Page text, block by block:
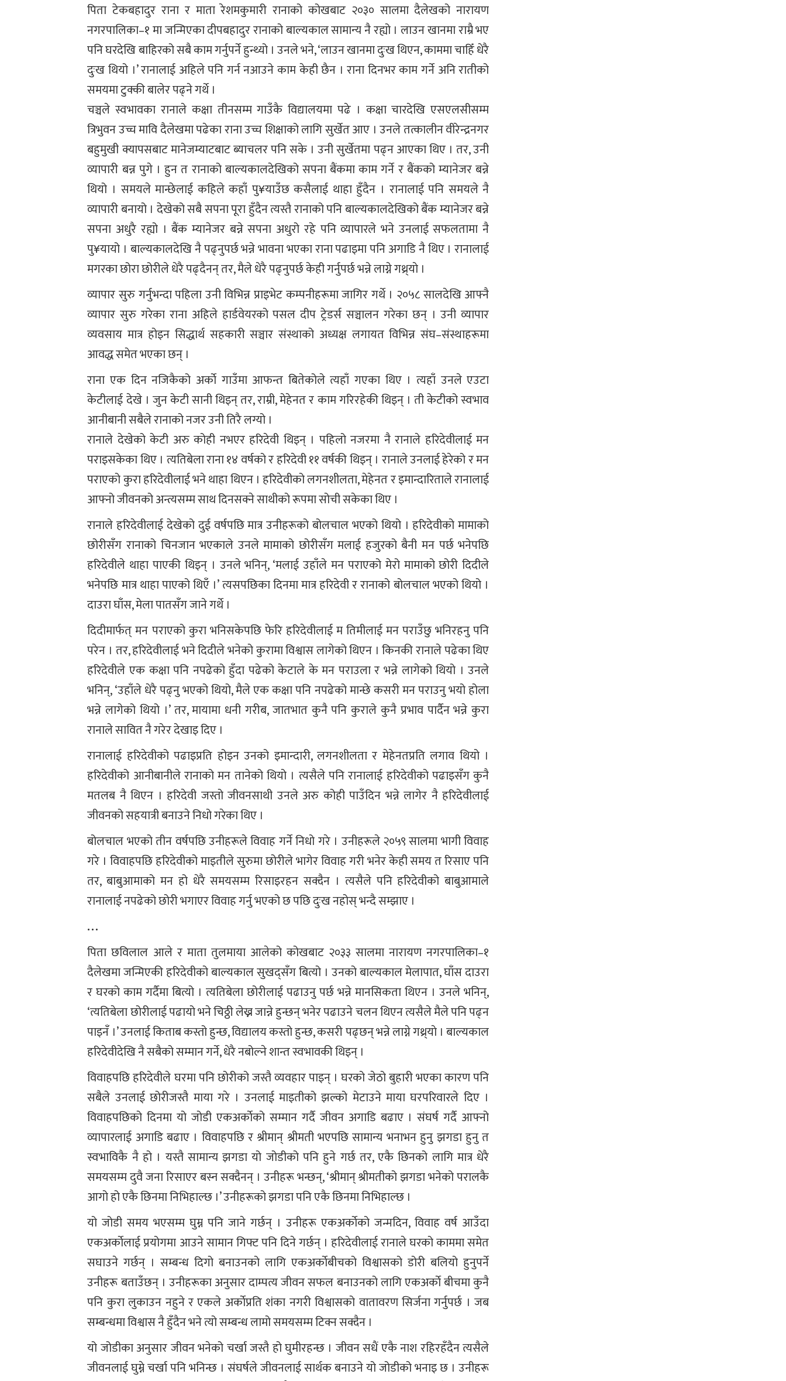
पिता टेकबहादुर राना र माता रेशमकुमारी रानाको कोखबाट २०३० सालमा दैलेखको नारायण
नगरपालिका–१ मा जन्मिएका दीपबहादुर रानाको बाल्यकाल सामान्य नै रह्यो । लाउन खानमा राम्रै भए
पनि घरदेखि बाहिरको सबै काम गर्नुपर्ने हुन्थ्यो । उनले भने, ‘लाउन खानमा दुःख थिएन, काममा चाहिँ धेरै
दुःख थियो ।’ रानालाई अहिले पनि गर्न नआउने काम केही छैन । राना दिनभर काम गर्ने अनि रातीको
समयमा टुक्की बालेर पढ्ने गर्थे ।
चञ्चले स्वभावका रानाले कक्षा तीनसम्म गाउँकै विद्यालयमा पढे । कक्षा चारदेखि एसएलसीसम्म
त्रिभुवन उच्च मावि दैलेखमा पढेका राना उच्च शिक्षाको लागि सुर्खेत आए । उनले तत्कालीन वीरेन्द्रनगर
बहुमुखी क्यापसबाट मानेजम्याटबाट ब्याचलर पनि सके । उनी सुर्खेतमा पढ्न आएका थिए । तर, उनी
व्यापारी बन्न पुगे । हुन त रानाको बाल्यकालदेखिको सपना बैंकमा काम गर्ने र बैंकको म्यानेजर बन्ने
थियो । समयले मान्छेलाई कहिले कहाँ पु¥याउँछ कसैलाई थाहा हुँदैन । रानालाई पनि समयले नै
व्यापारी बनायो । देखेको सबै सपना पूरा हुँदैन त्यस्तै रानाको पनि बाल्यकालदेखिको बैंक म्यानेजर बन्ने
सपना अधुरै रह्यो । बैंक म्यानेजर बन्ने सपना अधुरो रहे पनि व्यापारले भने उनलाई सफलतामा नै
पु¥यायो । बाल्यकालदेखि नै पढ्नुपर्छ भन्ने भावना भएका राना पढाइमा पनि अगाडि नै थिए । रानालाई
मगरका छोरा छोरीले धेरै पढ्दैनन् तर, मैले धेरै पढ्नुपर्छ केही गर्नुपर्छ भन्ने लाग्ने गथ्र्याे ।
व्यापार सुरु गर्नुभन्दा पहिला उनी विभिन्न प्राइभेट कम्पनीहरूमा जागिर गर्थे । २०५८ सालदेखि आफ्नै
व्यापार सुरु गरेका राना अहिले हार्डवेयरको पसल दीप ट्रेडर्स सञ्चालन गरेका छन् । उनी व्यापार
व्यवसाय मात्र होइन सिद्धार्थ सहकारी सञ्चार संस्थाको अध्यक्ष लगायत विभिन्न संघ–संस्थाहरूमा
आवद्ध समेत भएका छन् ।
राना एक दिन नजिकैको अर्काे गाउँमा आफन्त बितेकोले त्यहाँ गएका थिए । त्यहाँ उनले एउटा
केटीलाई देखे । जुन केटी सानी थिइन् तर, राम्री, मेहेनत र काम गरिरहेकी थिइन् । ती केटीको स्वभाव
आनीबानी सबैले रानाको नजर उनी तिरै लग्यो ।
रानाले देखेको केटी अरु कोही नभएर हरिदेवी थिइन् । पहिलो नजरमा नै रानाले हरिदेवीलाई मन
पराइसकेका थिए । त्यतिबेला राना १४ वर्षको र हरिदेवी ११ वर्षकी थिइन् । रानाले उनलाई हेरेको र मन
पराएको कुरा हरिदेवीलाई भने थाहा थिएन । हरिदेवीको लगनशीलता, मेहेनत र इमान्दारिताले रानालाई
आफ्नो जीवनको अन्त्यसम्म साथ दिनसक्ने साथीको रूपमा सोची सकेका थिए ।
रानाले हरिदेवीलाई देखेको दुई वर्षपछि मात्र उनीहरूको बोलचाल भएको थियो । हरिदेवीको मामाको
छोरीसँग रानाको चिनजान भएकाले उनले मामाको छोरीसँग मलाई हजुरको बैनी मन पर्छ भनेपछि
हरिदेवीले थाहा पाएकी थिइन् । उनले भनिन्, ‘मलाई उहाँले मन पराएको मेरो मामाको छोरी दिदीले
भनेपछि मात्र थाहा पाएको थिएँ ।’ त्यसपछिका दिनमा मात्र हरिदेवी र रानाको बोलचाल भएको थियो ।
दाउरा घाँस, मेला पातसँग जाने गर्थे ।
दिदीमार्फत् मन पराएको कुरा भनिसकेपछि फेरि हरिदेवीलाई म तिमीलाई मन पराउँछु भनिरहनु पनि
परेन । तर, हरिदेवीलाई भने दिदीले भनेको कुरामा विश्वास लागेको थिएन । किनकी रानाले पढेका थिए
हरिदेवीले एक कक्षा पनि नपढेको हुँदा पढेको केटाले के मन पराउला र भन्ने लागेको थियो । उनले
भनिन्, ‘उहाँले धेरै पढ्नु भएको थियो, मैले एक कक्षा पनि नपढेको मान्छे कसरी मन पराउनु भयो होला
भन्ने लागेको थियो ।’ तर, मायामा धनी गरीब, जातभात कुनै पनि कुराले कुनै प्रभाव पार्दैन भन्ने कुरा
रानाले सावित नै गरेर देखाइ दिए ।
रानालाई हरिदेवीको पढाइप्रति होइन उनको इमान्दारी, लगनशीलता र मेहेनतप्रति लगाव थियो ।
हरिदेवीको आनीबानीले रानाको मन तानेको थियो । त्यसैले पनि रानालाई हरिदेवीको पढाइसँग कुनै
मतलब नै थिएन । हरिदेवी जस्तो जीवनसाथी उनले अरु कोही पाउँदिन भन्ने लागेर नै हरिदेवीलाई
जीवनको सहयात्री बनाउने निधो गरेका थिए ।
बोलचाल भएको तीन वर्षपछि उनीहरूले विवाह गर्ने निधो गरे । उनीहरूले २०५९ सालमा भागी विवाह
गरे । विवाहपछि हरिदेवीको माइतीले सुरुमा छोरीले भागेर विवाह गरी भनेर केही समय त रिसाए पनि
तर, बाबुआमाको मन हो धेरै समयसम्म रिसाइरहन सक्दैन । त्यसैले पनि हरिदेवीको बाबुआमाले
रानालाई नपढेको छोरी भगाएर विवाह गर्नु भएको छ पछि दुःख नहोस् भन्दै सम्झाए ।
…
पिता छविलाल आले र माता तुलमाया आलेको कोखबाट २०३३ सालमा नारायण नगरपालिका–१
दैलेखमा जन्मिएकी हरिदेवीको बाल्यकाल सुखद्सँग बित्यो । उनको बाल्यकाल मेलापात, घाँस दाउरा
र घरको काम गर्दैमा बित्यो । त्यतिबेला छोरीलाई पढाउनु पर्छ भन्ने मानसिकता थिएन । उनले भनिन्,
‘त्यतिबेला छोरीलाई पढायो भने चिठ्ठी लेख्न जान्ने हुन्छन् भनेर पढाउने चलन थिएन त्यसैले मैले पनि पढ्न
पाइनँ ।’ उनलाई किताब कस्तो हुन्छ, विद्यालय कस्तो हुन्छ, कसरी पढ्छन् भन्ने लाग्ने गथ्र्याे । बाल्यकाल
हरिदेवीदेखि नै सबैको सम्मान गर्ने, धेरै नबोल्ने शान्त स्वभावकी थिइन् ।
विवाहपछि हरिदेवीले घरमा पनि छोरीको जस्तै व्यवहार पाइन् । घरको जेठो बुहारी भएका कारण पनि
सबैले उनलाई छोरीजस्तै माया गरे । उनलाई माइतीको झल्को मेटाउने माया घरपरिवारले दिए ।
विवाहपछिको दिनमा यो जोडी एकअर्काेको सम्मान गर्दै जीवन अगाडि बढाए । संघर्ष गर्दै आफ्नो
व्यापारलाई अगाडि बढाए । विवाहपछि र श्रीमान् श्रीमती भएपछि सामान्य भनाभन हुनु झगडा हुनु त
स्वभाविकै नै हो । यस्तै सामान्य झगडा यो जोडीको पनि हुने गर्छ तर, एकै छिनको लागि मात्र धेरै
समयसम्म दुवै जना रिसाएर बस्न सक्दैनन् । उनीहरू भन्छन्, ‘श्रीमान् श्रीमतीको झगडा भनेको परालकै
आगो हो एकै छिनमा निभिहाल्छ ।’ उनीहरूको झगडा पनि एकै छिनमा निभिहाल्छ ।
यो जोडी समय भएसम्म घुम्न पनि जाने गर्छन् । उनीहरू एकअर्काेको जन्मदिन, विवाह वर्ष आउँदा
एकअर्काेलाई प्रयोगमा आउने सामान गिफ्ट पनि दिने गर्छन् । हरिदेवीलाई रानाले घरको काममा समेत
सघाउने गर्छन् । सम्बन्ध दिगो बनाउनको लागि एकअर्काेबीचको विश्वासको डोरी बलियो हुनुपर्ने
उनीहरू बताउँछन् । उनीहरूका अनुसार दाम्पत्य जीवन सफल बनाउनको लागि एकअर्काे बीचमा कुनै
पनि कुरा लुकाउन नहुने र एकले अर्काेप्रति शंका नगरी विश्वासको वातावरण सिर्जना गर्नुपर्छ । जब
सम्बन्धमा विश्वास नै हुँदैन भने त्यो सम्बन्ध लामो समयसम्म टिक्न सक्दैन ।
यो जोडीका अनुसार जीवन भनेको चर्खा जस्तै हो घुमीरहन्छ । जीवन सधैं एकै नाश रहिरहँदैन त्यसैले
जीवनलाई घुम्ने चर्खा पनि भनिन्छ । संघर्षले जीवनलाई सार्थक बनाउने यो जोडीको भनाइ छ । उनीहरू